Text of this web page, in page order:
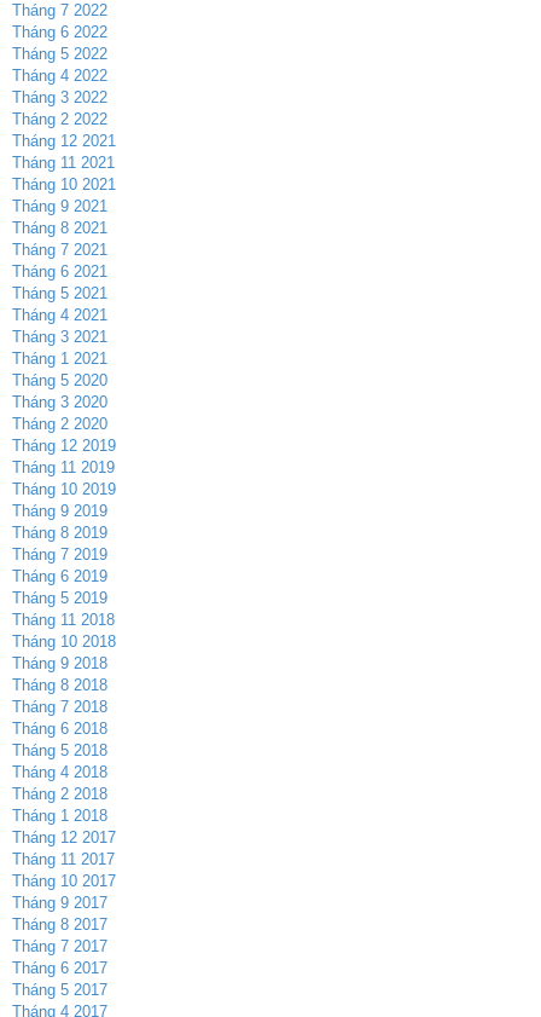
Tháng 7 2022
Tháng 6 2022
Tháng 5 2022
Tháng 4 2022
Tháng 3 2022
Tháng 2 2022
Tháng 12 2021
Tháng 11 2021
Tháng 10 2021
Tháng 9 2021
Tháng 8 2021
Tháng 7 2021
Tháng 6 2021
Tháng 5 2021
Tháng 4 2021
Tháng 3 2021
Tháng 1 2021
Tháng 5 2020
Tháng 3 2020
Tháng 2 2020
Tháng 12 2019
Tháng 11 2019
Tháng 10 2019
Tháng 9 2019
Tháng 8 2019
Tháng 7 2019
Tháng 6 2019
Tháng 5 2019
Tháng 11 2018
Tháng 10 2018
Tháng 9 2018
Tháng 8 2018
Tháng 7 2018
Tháng 6 2018
Tháng 5 2018
Tháng 4 2018
Tháng 2 2018
Tháng 1 2018
Tháng 12 2017
Tháng 11 2017
Tháng 10 2017
Tháng 9 2017
Tháng 8 2017
Tháng 7 2017
Tháng 6 2017
Tháng 5 2017
Tháng 4 2017